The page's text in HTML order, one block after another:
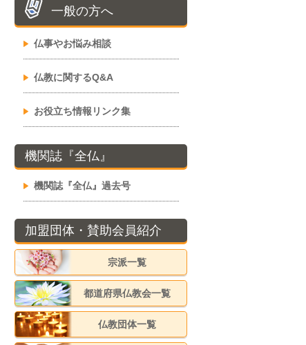
一般の方へ
仏事やお悩み相談
仏教に関するQ&A
お役立ち情報リンク集
機関誌『全仏』
機関誌『全仏』過去号
加盟団体・賛助会員紹介
宗派一覧
都道府県仏教会一覧
仏教団体一覧